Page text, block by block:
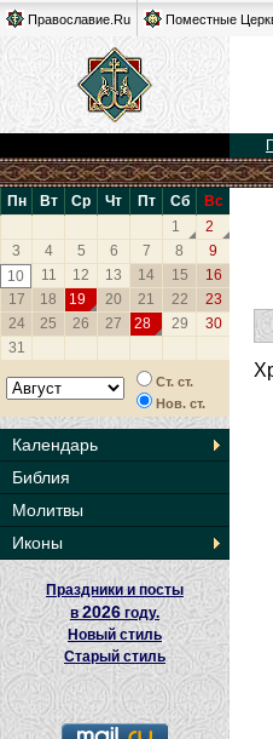
Православие.Ru Поместные
Пн Вт Ср Чт Пт Сб
Вс
1
2
3
4 5 6 7 8
9
10
11 12 13 14 15
16
17
18 19 20 21 22
23
24
25 26 27 28 29
30
31
Ст. ст.
Нов. ст.
Календарь
Библия
Молитвы
Иконы
Праздники и посты
в2026 году.
Новый стиль
Старый стиль